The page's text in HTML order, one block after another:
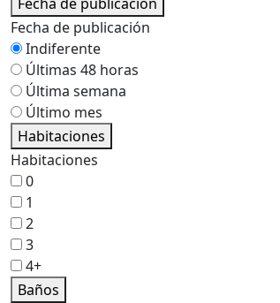
Fecha de publicación
Indiferente
Últimas 48 horas
Última semana
Último mes
Habitaciones
Habitaciones
0
1
2
3
4+
Baños